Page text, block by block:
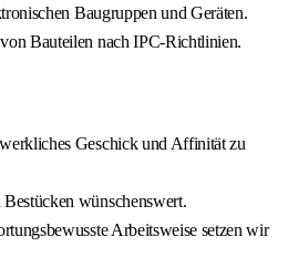
Baugruppen und Geräten.
Bauteilen nach IPC-Richtlinien.
Geschick und Affinität zu
wünschenswert.
Arbeitsweise setzen wir